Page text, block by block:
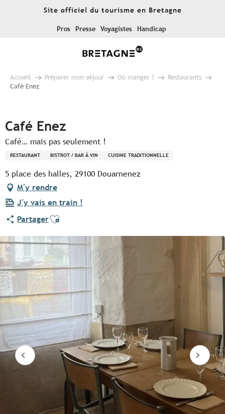
Site officiel du tourisme en Bretagne
Pros Presse Voyagistes Handicap
Accueil Préparer mon séjour Où manger ?
Restaurants
Café Enez
Café Enez
Café… mais pas seulement !
RESTAURANT BISTROT / BAR À VIN CUISINE TRADITIONNELLE
5 place des halles, 29100 Douarnenez
M'y rendre
J'y vais en train !
PartagerAjouter aux favoris